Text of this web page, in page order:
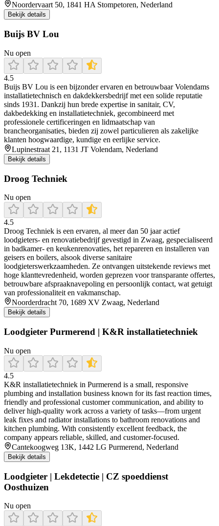
Noordervaart 50, 1841 HA Stompetoren, Nederland
Bekijk details
Buijs BV Lou
Nu open
4.5
Buijs BV Lou is een bijzonder ervaren en betrouwbaar Volendams
installatietechnisch en dakdekkersbedrijf met een solide reputatie
sinds 1931. Dankzij hun brede expertise in sanitair, CV,
dakbedekking en installatietechniek, gecombineerd met
professionele certificeringen en lidmaatschap van
brancheorganisaties, bieden zij zowel particulieren als zakelijke
klanten hoogwaardige, kundige en eerlijke service.
Lupinestraat 21, 1131 JT Volendam, Nederland
Bekijk details
Droog Techniek
Nu open
4.5
Droog Techniek is een ervaren, al meer dan 50 jaar actief
loodgieters- en renovatiebedrijf gevestigd in Zwaag, gespecialiseerd
in badkamer- en keukenrenovaties, het repareren en installeren van
geisers en boilers, alsook diverse sanitaire
loodgieterswerkzaamheden. Ze ontvangen uitstekende reviews met
hoge klanttevredenheid, worden geprezen voor transparante offertes,
betrouwbare afspraaknavepoling en persoonlijk contact, wat getuigt
van professionaliteit en vakmanschap.
Noorderdracht 70, 1689 XV Zwaag, Nederland
Bekijk details
Loodgieter Purmerend | K&R installatietechniek
Nu open
4.5
K&R installatietechniek in Purmerend is a small, responsive
plumbing and installation business known for its fast reaction times,
friendly and professional customer communication, and ability to
deliver high-quality work across a variety of tasks—from urgent
leak fixes and radiator installations to bathroom renovations and
kitchen plumbing. With consistently excellent feedback, the
company appears reliable, skilled, and customer-focused.
Cantekoogweg 13K, 1442 LG Purmerend, Nederland
Bekijk details
Loodgieter | Lekdetectie | CZ spoeddienst
Oosthuizen
Nu open